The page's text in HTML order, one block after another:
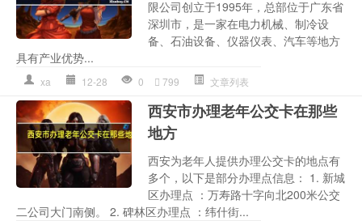
限公司创立于1995年，总部位于广东省
深圳市，是一家在电力机械、制冷设
备、石油设备、仪器仪表、汽车等地方
具有产业优势...
xa 12-28 0 799 文章列表
西安市办理老年公交卡在那些
地方
西安为老年人提供办理公交卡的地点有
多个，以下是部分办理点信息： 1. 新城
区办理点 ：万寿路十字向北200米公交
二公司大门南侧。 2. 碑林区办理点 ：纬什街...